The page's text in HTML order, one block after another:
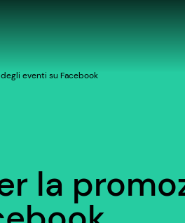
eventi su Facebook
la